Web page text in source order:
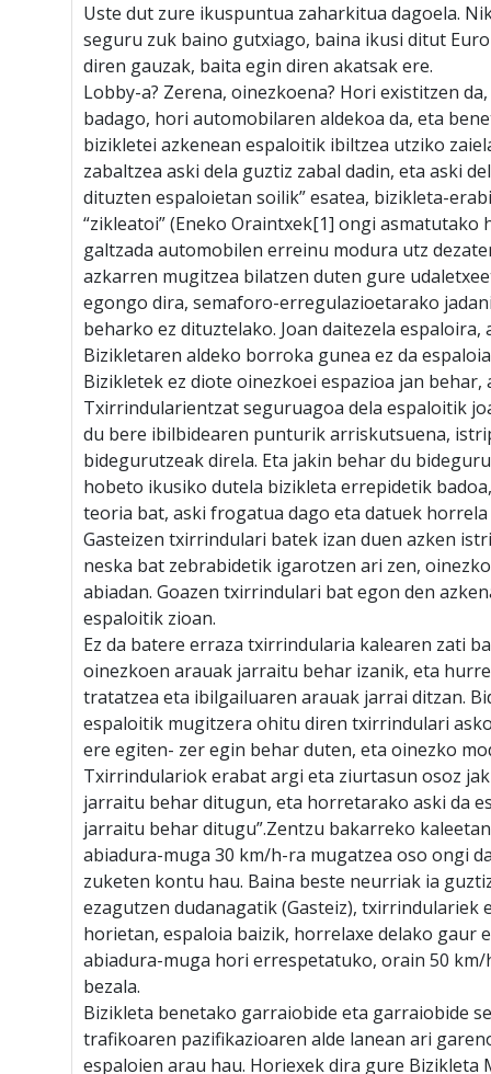
Uste dut zure ikuspuntua zaharkitua dagoela.
seguru zuk baino gutxiago, baina ikusi ditut
diren gauzak, baita egin diren akatsak ere.
Lobby-a? Zerena, oinezkoena? Hori existitzen
badago, hori automobilaren aldekoa da, eta
bizikletei azkenean espaloitik ibiltzea utziko
zabaltzea aski dela guztiz zabal dadin, eta aski
dituzten espaloietan soilik” esatea, bizikleta-
“zikleatoi” (Eneko Oraintxek[1] ongi
galtzada automobilen erreinu modura utz
azkarren mugitzea bilatzen duten gure
egongo dira, semaforo-erregulazioetarako
beharko ez dituztelako. Joan daitezela espaloira,
Bizikletaren aldeko borroka gunea ez da
Bizikletek ez diote oinezkoei espazioa jan
Txirrindularientzat seguruagoa dela espaloitik
du bere ibilbidearen punturik arriskutsuena,
bidegurutzeak direla. Eta jakin behar du
hobeto ikusiko dutela bizikleta errepidetik
teoria bat, aski frogatua dago eta datuek
Gasteizen txirrindulari batek izan duen azken
neska bat zebrabidetik igarotzen ari zen,
abiadan. Goazen txirrindulari bat egon den
espaloitik zioan.
Ez da batere erraza txirrindularia kalearen zati
oinezkoen arauak jarraitu behar izanik, eta
tratatzea eta ibilgailuaren arauak jarrai ditzan.
espaloitik mugitzera ohitu diren txirrindulari
ere egiten- zer egin behar duten, eta oinezko
Txirrindulariok erabat argi eta ziurtasun osoz
jarraitu behar ditugun, eta horretarako aski da
jarraitu behar ditugu”.Zentzu bakarreko
abiadura-muga 30 km/h-ra mugatzea oso ongi
zuketen kontu hau. Baina beste neurriak ia
ezagutzen dudanagatik (Gasteiz), txirrindulariek
horietan, espaloia baizik, horrelaxe delako gaur
abiadura-muga hori errespetatuko, orain 50
bezala.
Bizikleta benetako garraiobide eta garraiobide
trafikoaren pazifikazioaren alde lanean ari
espaloien arau hau. Horiexek dira gure Bizikleta